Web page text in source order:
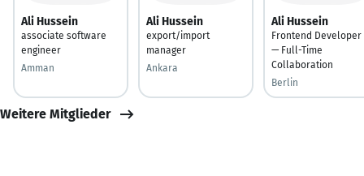
Ali Hussein
associate software
engineer
Amman
Ali Hussein
export/import
manager
Ankara
Ali Hussein
Frontend Developer
— Full-Time
Collaboration
Berlin
Weitere Mitglieder